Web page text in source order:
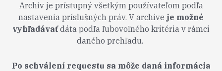
Archív je prístupný všetkým používateľom podľa
nastavenia príslušných práv. V archíve je možné
vyhľadávaťdáta podľa ľubovoľného kritéria v rámci
daného prehľadu.
Po schválení requestu sa môže daná informácia